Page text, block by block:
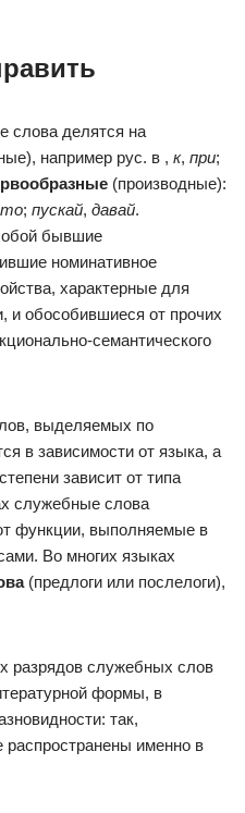
слова делятся на
например рус. в , к, при;
(производные):
; пускай, давай.
бывшие
номинативное
характерные для
и обособившиеся от прочих
семантического
выделяемых по
в зависимости от языка, а
зависит от типа
служебные слова
функции, выполняемые в
Во многих языках
(предлоги или послелоги),
разрядов служебных слов
формы, в
так,
именно в